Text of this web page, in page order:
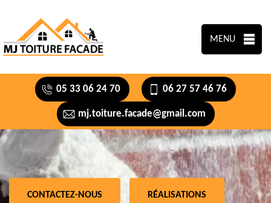
MENU
05 33 06 24 70 06 27 57 46 76
mj.toiture.facade@gmail.com
CONTACTEZ-NOUS RÉALISATIONS